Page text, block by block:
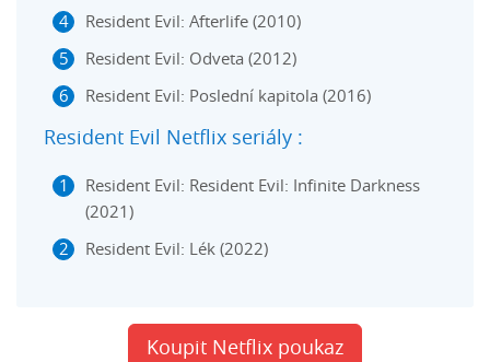
Resident Evil: Afterlife (2010)
Resident Evil: Odveta (2012)
Resident Evil: Poslední kapitola (2016)
Resident Evil Netflix seriály :
Resident Evil: Resident Evil: Infinite Darkness
(2021)
Resident Evil: Lék (2022)
Koupit Netflix poukaz